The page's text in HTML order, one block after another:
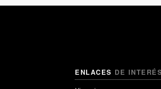
ENLACES DE INTERÉS